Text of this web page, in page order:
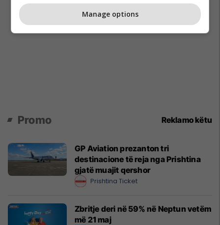
Promo Reklamo këtu
GP Aviation prezanton tri
destinacione të reja nga Prishtina
gjatë muajit qershor
Prishtina Ticket
Zbritje deri në 59% në Neptun vetëm
më 21 maj
Manage options